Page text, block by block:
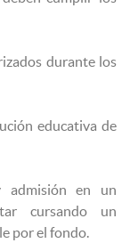
durante los
educativa de
admisión en un
cursando un
por el fondo.